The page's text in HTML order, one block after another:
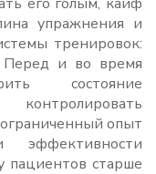
упражнения и
тренировок:
и во время
состояние
опыт
пациентов старше